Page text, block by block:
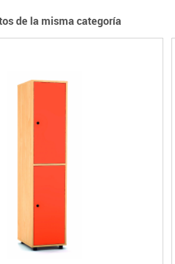
de la misma categoría